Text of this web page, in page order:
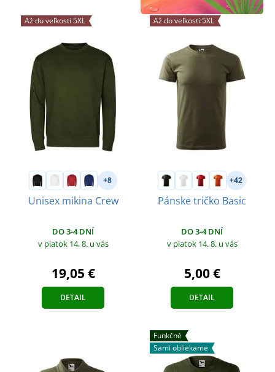
Až do veľkosti 5XL
+8
Unisex mikina Crew
DO 3-4 DNÍ
v piatok 14. 8. u vás
19,05 €
DETAIL
Až do veľkosti 5XL
+42
Pánske tričko Basic
DO 3-4 DNÍ
v piatok 14. 8. u vás
5,00 €
DETAIL
Funkčné
Sami obliekame